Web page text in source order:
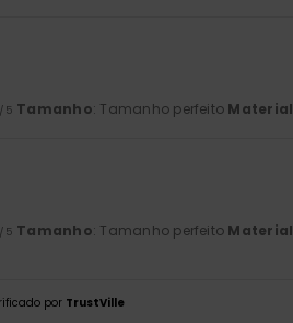
/5 Tamanho: Tamanho perfeito Material
/5 Tamanho: Tamanho perfeito Material
por TrustVille